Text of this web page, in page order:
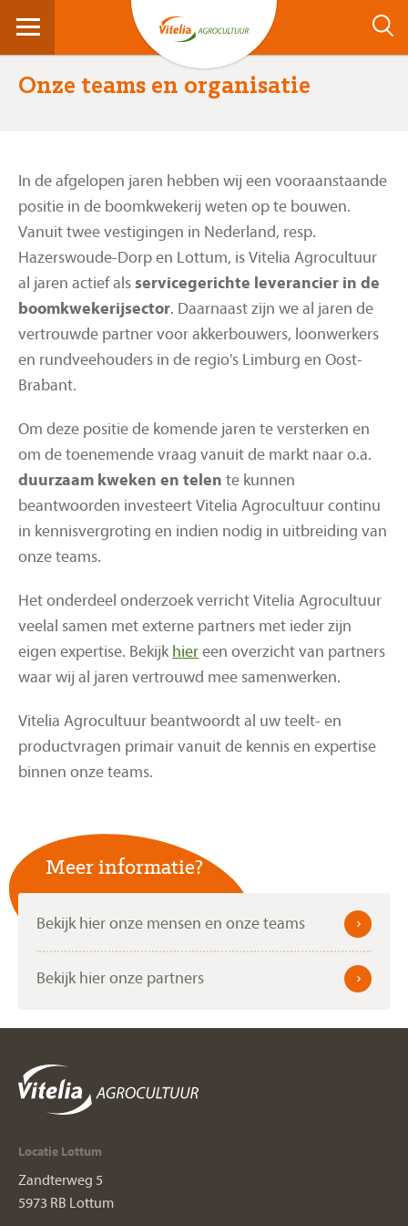
Onze teams en organisatie
Aangenaam
Duurzame visie
Onze teams en organisatie
Sociaal en maatschappelijk
Contact
Onze vestigingen
Aanmelden nieuwsbrief
In de afgelopen jaren hebben wij een vooraanstaande
positie in de boomkwekerij weten op te bouwen.
Vanuit twee vestigingen in Nederland, resp.
Hazerswoude-Dorp en Lottum, is Vitelia Agrocultuur
al jaren actief alsservicegerichte leverancier in de
boomkwekerijsector. Daarnaast zijn we al jaren de
vertrouwde partner voor akkerbouwers, loonwerkers
en rundveehouders in de regio's Limburg en Oost-
Brabant.
Om deze positie de komende jaren te versterken en
om de toenemende vraag vanuit de markt naar o.a.
duurzaam kweken en telen te kunnen
beantwoorden investeert Vitelia Agrocultuur continu
in kennisvergroting en indien nodig in uitbreiding van
onze teams.
Het onderdeel onderzoek verricht Vitelia Agrocultuur
veelal samen met externe partners met ieder zijn
eigen expertise. Bekijk hiereen overzicht van partners
waar wij al jaren vertrouwd mee samenwerken.
Vitelia Agrocultuur beantwoordt al uw teelt- en
productvragen primair vanuit de kennis en expertise
binnen onze teams.
Meer informatie?
Bekijk hier onze mensen en onze teams
Bekijk hier onze partners
Locatie Lottum
Zandterweg 5
5973 RB Lottum